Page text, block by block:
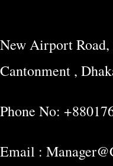
New Airport
Cantonment ,
Phone No:
Email :